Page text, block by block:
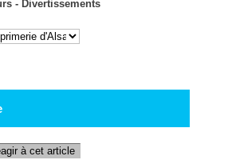
- Divertissements
à cet article